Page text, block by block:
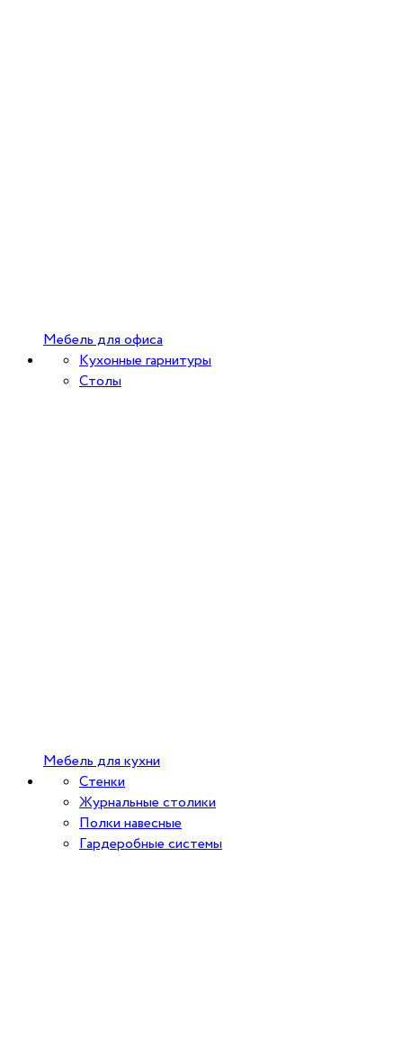
Мебель для офиса
Кухонные гарнитуры
Столы
Мебель для кухни
Стенки
Журнальные столики
Полки навесные
Гардеробные системы